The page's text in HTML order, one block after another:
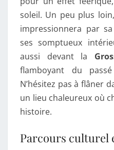
soleil. Un peu plus
impressionnera par
ses somptueux
aussi devant la
flamboyant du
N’hésitez pas à flâner
un lieu chaleureux où
histoire.
Parcours culturel